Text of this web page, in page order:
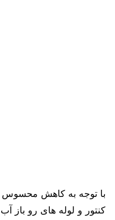
با توجه به کاهش محسوس
کنتور و لوله های رو